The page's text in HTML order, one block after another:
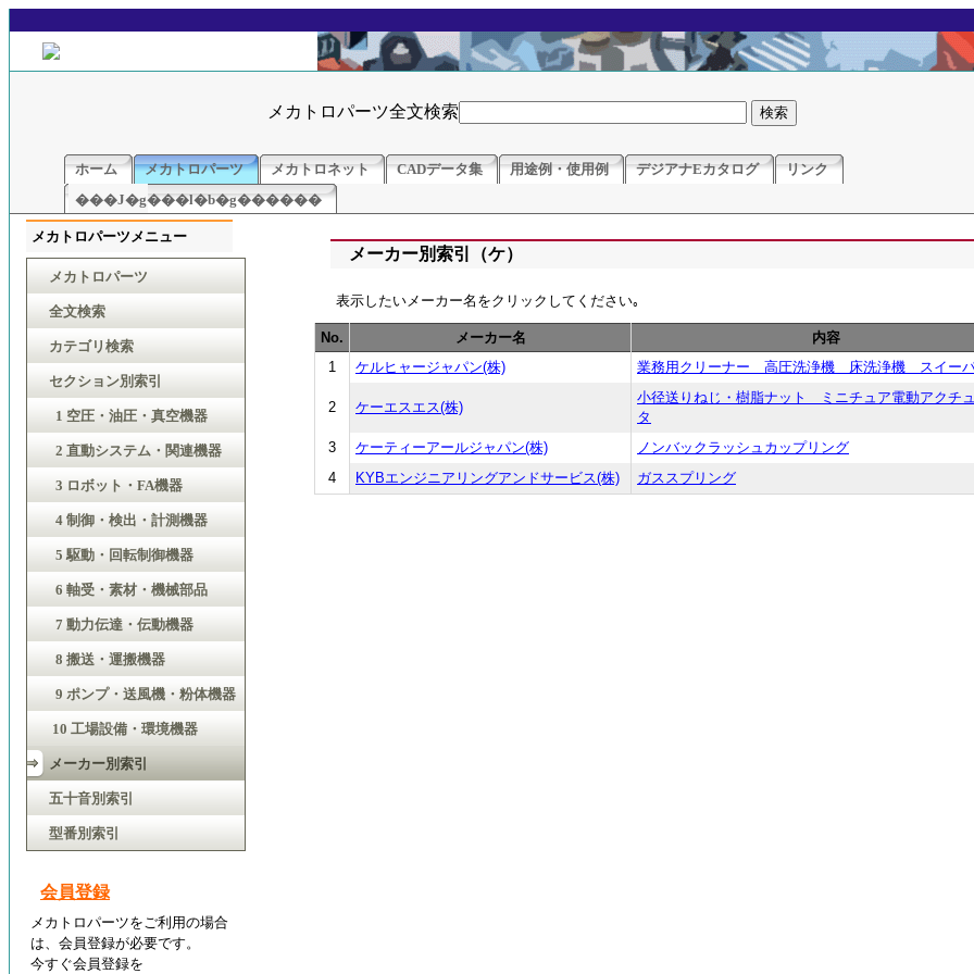
メカトロパーツ全文検索
ホーム メカトロパーツ メカトロネット CADデータ集 用途例・使用例 デジアナEカタログ
リンク
���J�g���l�b�g������
メーカー別索引（ケ）
表示したいメーカー名をクリックしてください｡
No. メーカー名
内容
1
ケルヒャージャパン(株) 業務用クリーナー 高圧洗浄機 床洗浄機 スイー
2 ケーエスエス(株)
小径送りねじ・樹脂ナット ミニチュア電動アクチ
タ
3
ケーティーアールジャパン(株)
ノンバックラッシュカップリング
4
KYBエンジニアリングアンドサービス(株) ガススプリング
メカトロパーツメニュー
メカトロパーツ
全文検索
カテゴリ検索
セクション別索引
1 空圧・油圧・真空機器
2 直動システム・関連機器
3 ロボット・FA機器
4 制御・検出・計測機器
5 駆動・回転制御機器
6 軸受・素材・機械部品
7 動力伝達・伝動機器
8 搬送・運搬機器
9 ポンプ・送風機・粉体機器
10 工場設備・環境機器
メーカー別索引
五十音別索引
型番別索引
会員登録
メカトロパーツをご利用の場合
は、会員登録が必要です。
今すぐ会員登録を